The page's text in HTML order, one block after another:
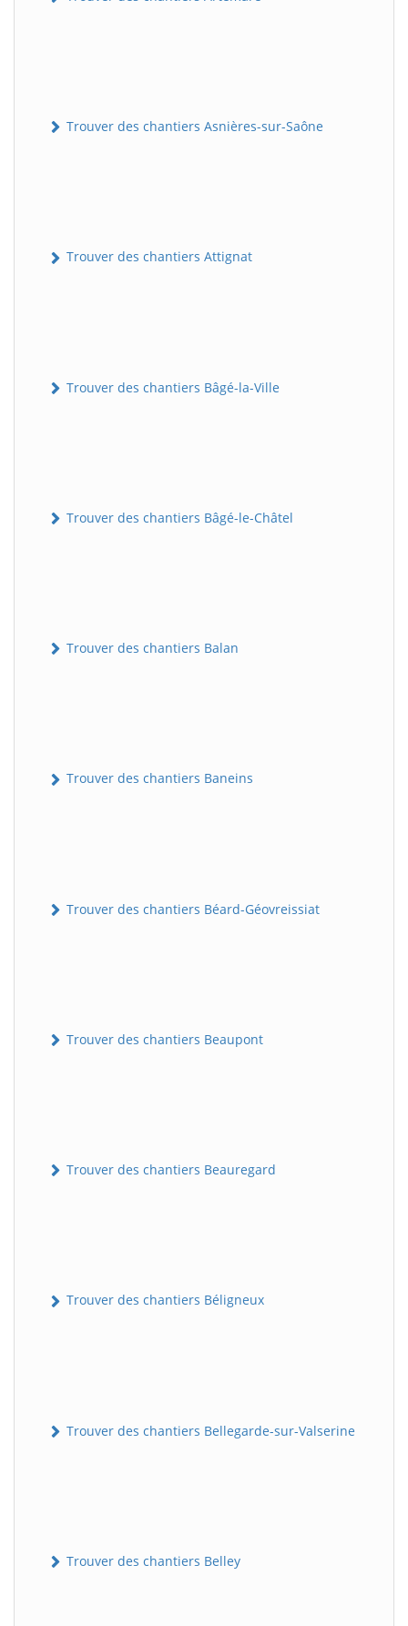
Trouver des chantiers Asnières-sur-Saône
Trouver des chantiers Attignat
Trouver des chantiers Bâgé-la-Ville
Trouver des chantiers Bâgé-le-Châtel
Trouver des chantiers Balan
Trouver des chantiers Baneins
Trouver des chantiers Béard-Géovreissiat
Trouver des chantiers Beaupont
Trouver des chantiers Beauregard
Trouver des chantiers Béligneux
Trouver des chantiers Bellegarde-sur-Valserine
Trouver des chantiers Belley